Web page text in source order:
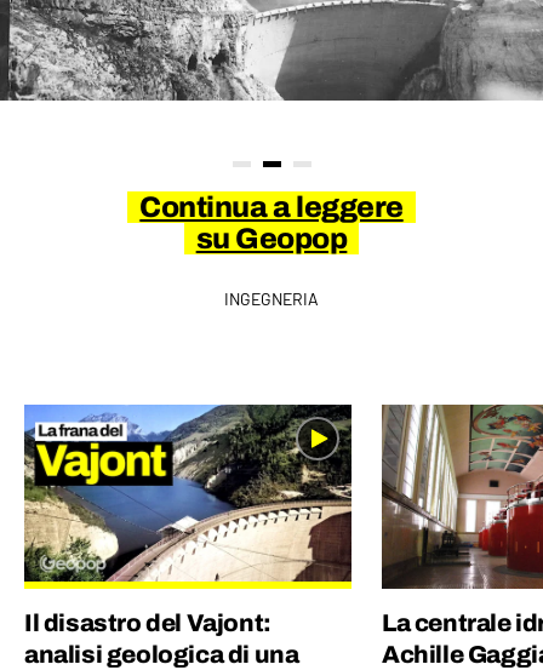
Continua a leggere
su Geopop
INGEGNERIA
Il disastro del Vajont:
analisi geologica di una
La centrale
Achille